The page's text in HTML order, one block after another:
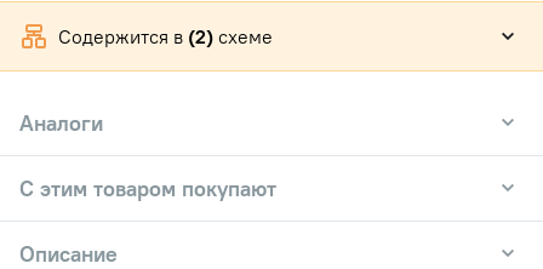
Содержится в (2) схеме
Аналоги
С этим товаром покупают
Описание